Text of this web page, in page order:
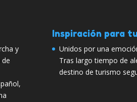
y
Inspiración para
Unidos por una
Tras largo tiempo de
destino de turismo